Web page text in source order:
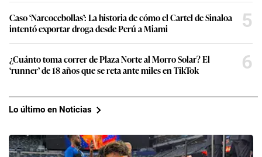
Caso ‘Narcocebollas’: La historia de cómo el Cartel de Sinaloa
intentó exportar droga desde Perú a Miami
5
¿Cuánto toma correr de Plaza Norte al Morro Solar? El
‘runner’ de 18 años que se reta ante miles en TikTok
6
Lo último en Noticias